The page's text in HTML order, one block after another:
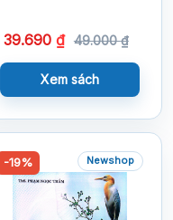
Mới; Định Hướng Phát
39.690 ₫ 49.000₫
Xem sách
-19% Newshop